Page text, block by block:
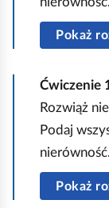
Pokaż
Ćwiczenie
Rozwiąż
Podaj
nierówność.
Pokaż